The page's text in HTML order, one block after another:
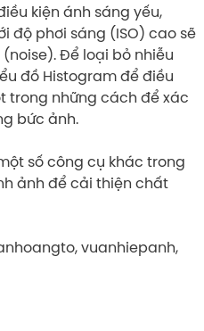
kiện ánh sáng yếu,
độ phơi sáng (ISO) cao sẽ
Để loại bỏ nhiễu
đồ Histogram để điều
trong những cách để xác
bức ảnh.
số công cụ khác trong
ảnh để cải thiện chất
vuanhiepanh,